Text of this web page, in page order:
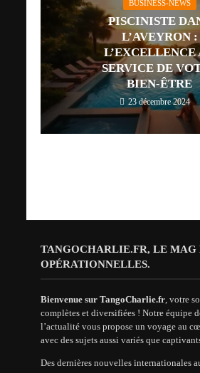
BUSINESS-NEWS
PISCINISTE
L’AVEYRON :
L’EXCELLENCE
SERVICE DE
BIEN-ÊTRE
23 décembre 2024
TANGOCHARLIE.FR, LE MAG
OPÉRATIONNELLES.
Bienvenue sur TangoCharlie.fr, votre
complètes et diversifiées ! Notre équipe
l’actualité vous propose un voyage au
avec des sujets aussi variés que
Des dernières nouvelles internationales